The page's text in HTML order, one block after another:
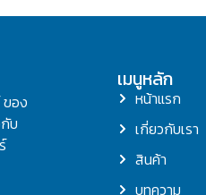
ของ
บ
เมนูหลัก
หน้าแรก
เกี่ยวกับเรา
สินค้า
บทความ